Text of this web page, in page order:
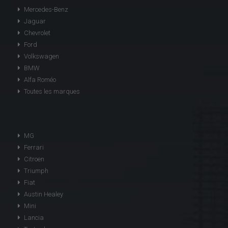
Mercedes-Benz
Jaguar
Chevrolet
Ford
Volkswagen
BMW
Alfa Roméo
Toutes les marques
MG
Ferrari
Citroen
Triumph
Fiat
Austin Healey
Mini
Lancia